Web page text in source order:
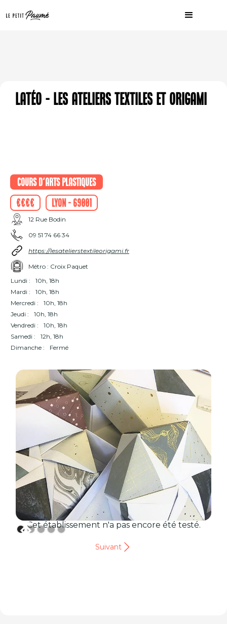
Latéo - Les Ateliers Textiles et Origami
Cours d'arts plastiques
€€€€
Lyon - 69001
12 Rue Bodin
09 51 74 66 34
https://lesatelierstextileorigami.fr
Métro : Croix Paquet
Lundi :
10h, 18h
Mardi :
10h, 18h
Mercredi :
10h, 18h
Jeudi :
10h, 18h
Vendredi :
10h, 18h
Samedi :
12h, 18h
Dimanche :
Fermé
Cet établissement n'a pas encore été testé.
Suivant